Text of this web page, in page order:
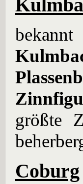
größte
Coburg